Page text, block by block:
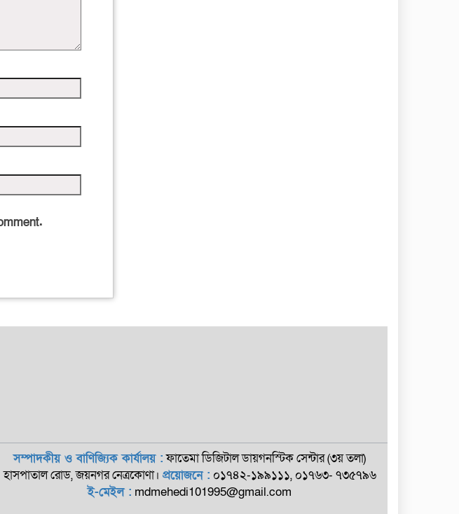
সম্পাদকীয় ও বাণিজ্যিক কার্যালয় :ফাতেমা ডিজিটাল ডায়গনস্টিক সেন্টার (৩য় তলা)
হাসপাতাল রোড, জয়নগর নেত্রকোণা। প্রয়োজনে : ০১৭৪২-১৯৯১১১, ০১৭৬৩- ৭৩৫৭৯৬
ই-মেইল : mdmehedi101995@gmail.com